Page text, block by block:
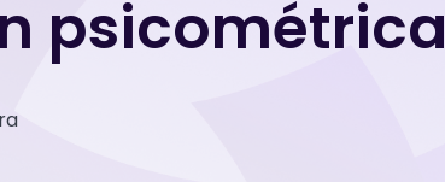
psicométrica